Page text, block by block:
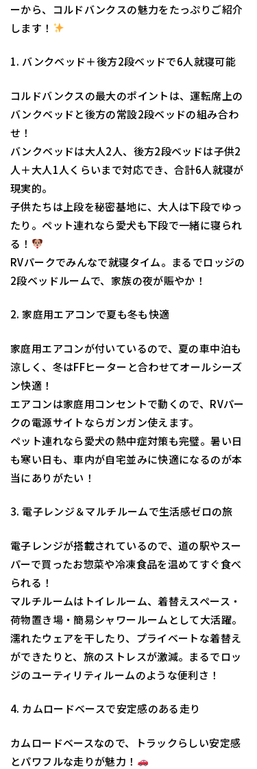
ーから、コルドバンクスの魅力をたっぷりご紹介
します！
1. バンクベッド＋後方2段ベッドで6人就寝可能
コルドバンクスの最大のポイントは、運転席上の
バンクベッドと後方の常設2段ベッドの組み合わ
せ！
バンクベッドは大人2人、後方2段ベッドは子供2
人＋大人1人くらいまで対応でき、合計6人就寝が
現実的。
子供たちは上段を秘密基地に、大人は下段でゆっ
たり。ペット連れなら愛犬も下段で一緒に寝られ
る！
RVパークでみんなで就寝タイム。まるでロッジの
2段ベッドルームで、家族の夜が賑やか！
2. 家庭用エアコンで夏も冬も快適
家庭用エアコンが付いているので、夏の車中泊も
涼しく、冬はFFヒーターと合わせてオールシーズ
ン快適！
エアコンは家庭用コンセントで動くので、RVパー
クの電源サイトならガンガン使えます。
ペット連れなら愛犬の熱中症対策も完璧。暑い日
も寒い日も、車内が自宅並みに快適になるのが本
当にありがたい！
3. 電子レンジ＆マルチルームで生活感ゼロの旅
電子レンジが搭載されているので、道の駅やスー
パーで買ったお惣菜や冷凍食品を温めてすぐ食べ
られる！
マルチルームはトイレルーム、着替えスペース・
荷物置き場・簡易シャワールームとして大活躍。
濡れたウェアを干したり、プライベートな着替え
ができたりと、旅のストレスが激減。まるでロッ
ジのユーティリティルームのような便利さ！
4. カムロードベースで安定感のある走り
カムロードベースなので、トラックらしい安定感
とパワフルな走りが魅力！